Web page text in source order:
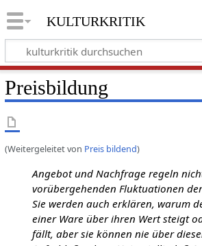
kulturkritik
Preisbildung
(Weitergeleitet von Preis bildend)
Angebot und Nachfrage regeln
vorübergehenden Fluktuationen
Sie werden auch erklären, warum
einer Ware über ihren Wert steigt
fällt, aber sie können nie über